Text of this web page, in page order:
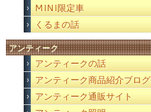
MINI限定車
くるまの話
アンティーク
アンティークの話
アンティーク商品紹介ブログ
アンティーク通販サイト